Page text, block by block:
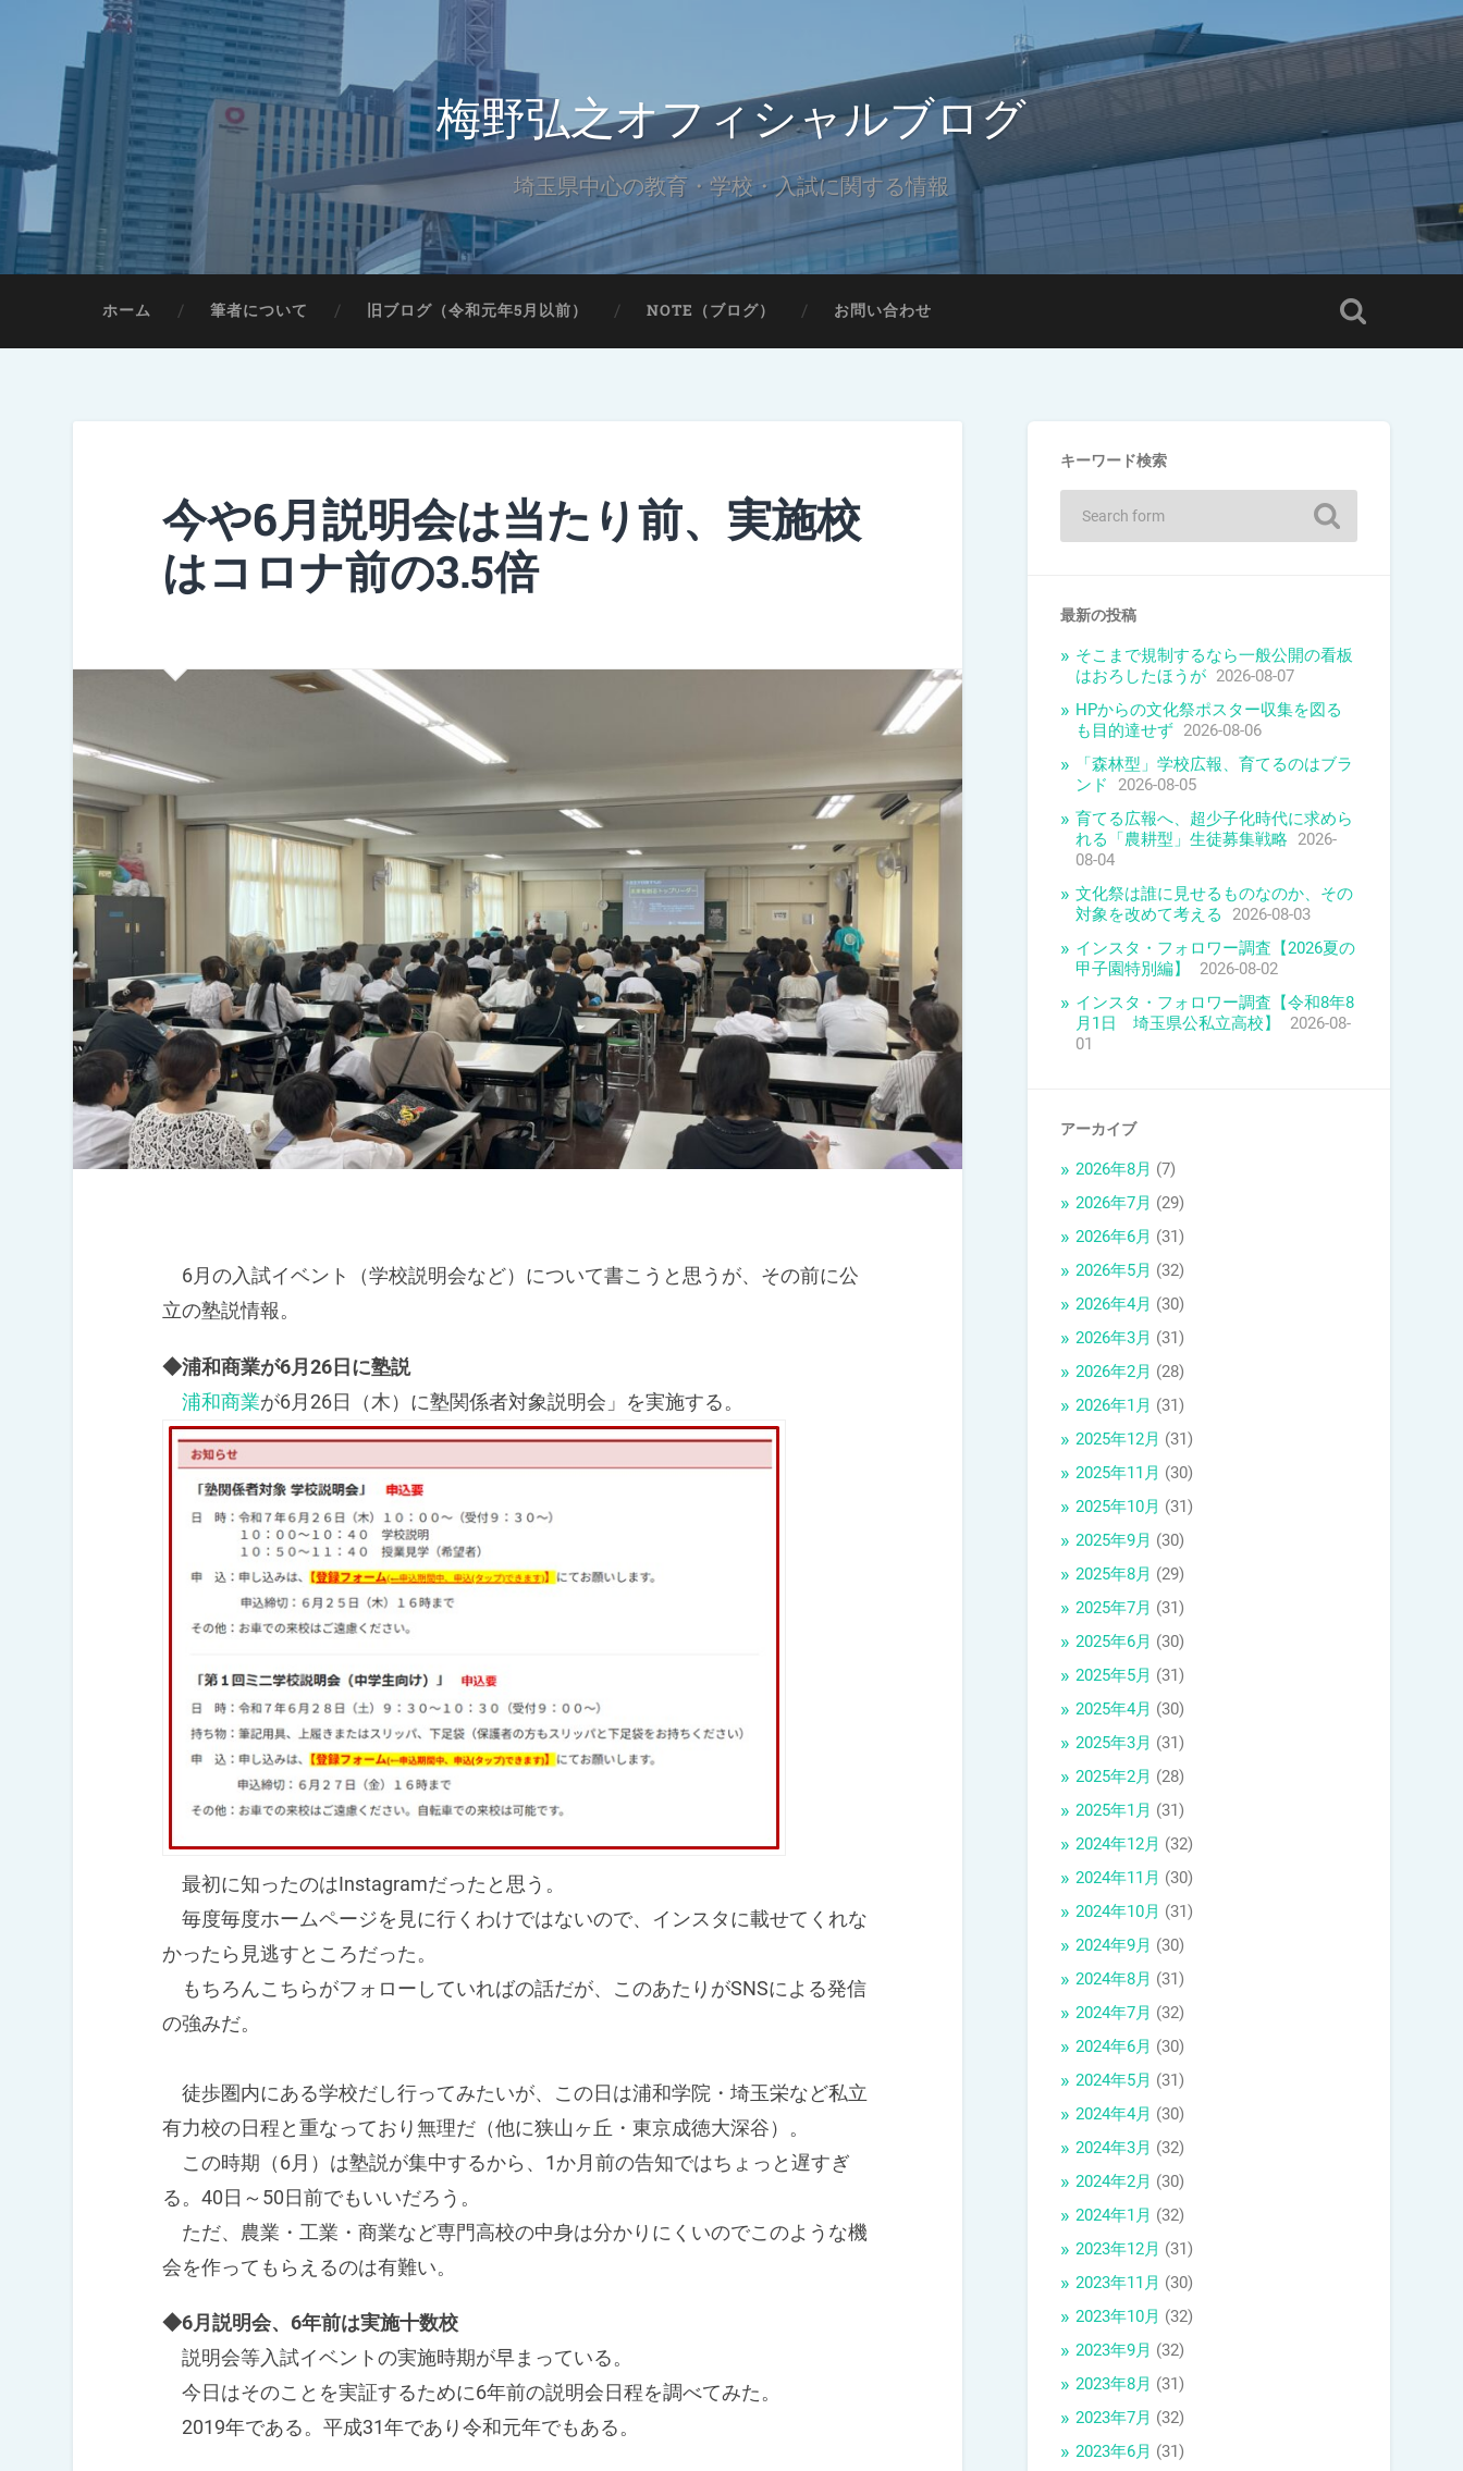
梅野弘之オフィシャルブログ
埼玉県中心の教育・学校・入試に関する情報
ホーム 筆者について 旧ブログ（令和元年5月以前） NOTE（ブログ） お問い合わせ
今や6月説明会は当たり前、実施校
はコロナ前の3.5倍
6月の入試イベント（学校説明会など）について書こうと思うが、その前に公
立の塾説情報。
◆浦和商業が6月26日に塾説
浦和商業が6月26日（木）に塾関係者対象説明会」を実施する。
最初に知ったのはInstagramだったと思う。
毎度毎度ホームページを見に行くわけではないので、インスタに載せてくれな
かったら見逃すところだった。
もちろんこちらがフォローしていればの話だが、このあたりがSNSによる発信
の強みだ。
徒歩圏内にある学校だし行ってみたいが、この日は浦和学院・埼玉栄など私立
有力校の日程と重なっており無理だ（他に狭山ヶ丘・東京成徳大深谷）。
この時期（6月）は塾説が集中するから、1か月前の告知ではちょっと遅すぎ
る。40日～50日前でもいいだろう。
ただ、農業・工業・商業など専門高校の中身は分かりにくいのでこのような機
会を作ってもらえるのは有難い。
◆6月説明会、6年前は実施十数校
説明会等入試イベントの実施時期が早まっている。
今日はそのことを実証するために6年前の説明会日程を調べてみた。
2019年である。平成31年であり令和元年でもある。
キーワード検索
最新の投稿
そこまで規制するなら一般公開の看板
はおろしたほうが 2026-08-07
HPからの文化祭ポスター収集を図る
も目的達せず 2026-08-06
「森林型」学校広報、育てるのはブラ
ンド
2026-08-05
育てる広報へ、超少子化時代に求めら
れる「農耕型」生徒募集戦略 2026-
08-04
文化祭は誰に見せるものなのか、その
対象を改めて考える
2026-08-03
インスタ・フォロワー調査【2026夏の
甲子園特別編】
2026-08-02
インスタ・フォロワー調査【令和8年8
月1日 埼玉県公私立高校】
2026-08-
01
アーカイブ
2026年8月 (7)
2026年7月 (29)
2026年6月 (31)
2026年5月 (32)
2026年4月 (30)
2026年3月 (31)
2026年2月 (28)
2026年1月 (31)
2025年12月 (31)
2025年11月 (30)
2025年10月 (31)
2025年9月 (30)
2025年8月 (29)
2025年7月 (31)
2025年6月 (30)
2025年5月 (31)
2025年4月 (30)
2025年3月 (31)
2025年2月 (28)
2025年1月 (31)
2024年12月 (32)
2024年11月 (30)
2024年10月 (31)
2024年9月 (30)
2024年8月 (31)
2024年7月 (32)
2024年6月 (30)
2024年5月 (31)
2024年4月 (30)
2024年3月 (32)
2024年2月 (30)
2024年1月 (32)
2023年12月 (31)
2023年11月 (30)
2023年10月 (32)
2023年9月 (32)
2023年8月 (31)
2023年7月 (32)
2023年6月 (31)